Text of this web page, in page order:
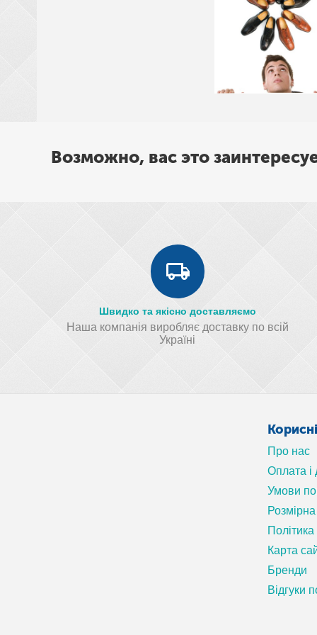
Возможно, вас это
Швидко та якісно доставляємо
Наша компанія виробляє доставку по всій
Україні
Про нас
Оплата і
Умови
Розмірна
Політика
Карта
Бренди
Відгуки